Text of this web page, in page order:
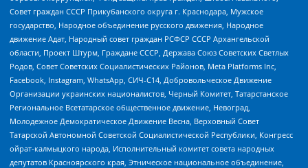
Совет граждан СССР Прикубанского округа г. Краснодара, Мужское
государство, Народное объединение русского движения, Народное
движение Адат, Народный совет граждан РСФСР СССР Архангельской
области, Проект Штурм, Граждане СССР, Держава Союз Советских Светлых
Родов, Совет Советских Социалистических Районов, Meta Platforms Inc,
Facebook, Instagram, WhatsApp, СИЧ-С14, Добровольческое Движение
Организации украинских националистов, Черный Комитет, Татарстанское
Региональное Всетатарское общественное движение, Невоград,
Молодежное Демократическое Движение Весна, Верховный Совет
Татарской Автономной Советской Социалистической Республики, Конгресс
ойрат-калмыцкого народа, Исполнительный комитет совета народных
депутатов Красноярского края, Этническое национальное объединение,